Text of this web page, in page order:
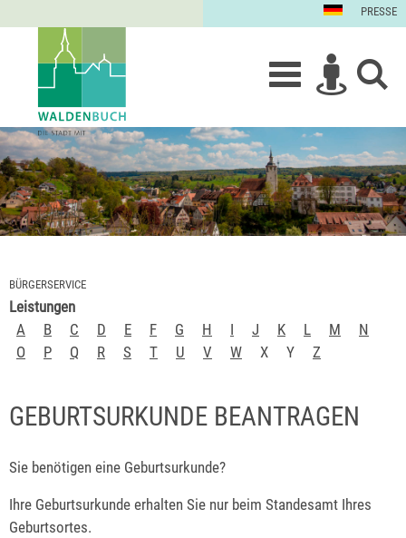
PRESSE
BÜRGERSERVICE
Leistungen
A
B C D E F G H I J K L M
N
O
P Q R S T U V W X Y Z
GEBURTSURKUNDE BEANTRAGEN
Sie benötigen eine Geburtsurkunde?
Ihre Geburtsurkunde erhalten Sie nur beim Standesamt Ihres
Geburtsortes.